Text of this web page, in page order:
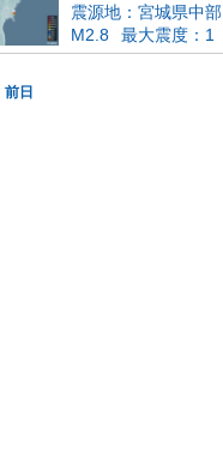
震源地：宮城県中部
M2.8
最大震度：1
前日